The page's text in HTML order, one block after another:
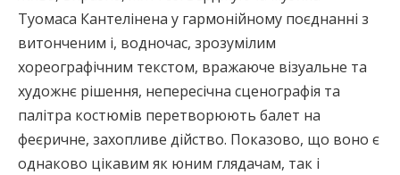
Туомаса Кантелінена у гармонійному поєднанні з
витонченим і, водночас, зрозумілим
хореографічним текстом, вражаюче візуальне та
художнє рішення, непересічна сценографія та
палітра костюмів перетворюють балет на
феєричне, захопливе дійство. Показово, що воно є
однаково цікавим як юним глядачам, так і